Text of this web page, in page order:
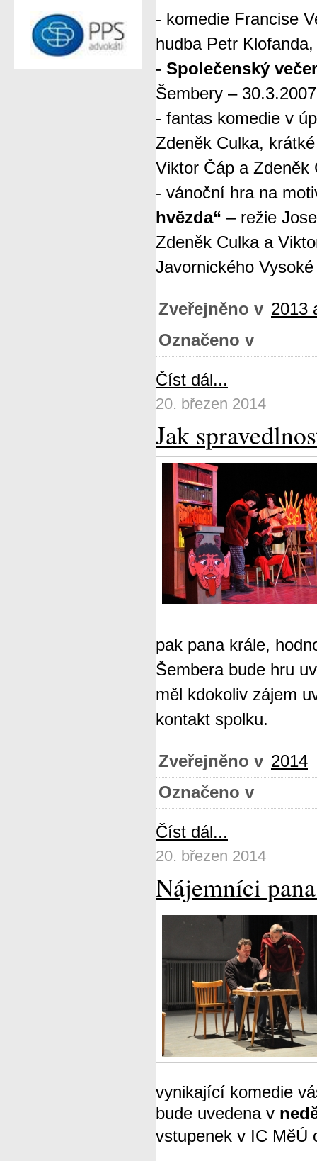
- komedie Francise
hudba Petr
- Společenský
Šembery – 30.3.2007
- fantas komedie v
Zdeněk Culka,
Viktor Čáp a
- vánoční hra na
hvězda“ – režie
Zdeněk Culka a
Javornického
Zveřejněno v 2013
Označeno v
Číst dál...
20. březen 2014
Jak
pak pana krále,
Šembera bude hru
měl kdokoliv zájem
kontakt spolku.
Zveřejněno v 2014
Označeno v
Číst dál...
20. březen 2014
Nájemníci
vynikající komedie
bude uvedena v
vstupenek v IC MěÚ